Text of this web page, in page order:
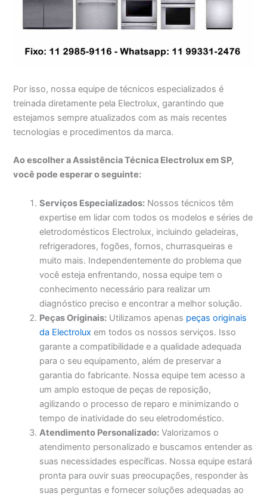
Por isso, nossa equipe de técnicos especializados é
treinada diretamente pela Electrolux, garantindo que
estejamos sempre atualizados com as mais recentes
tecnologias e procedimentos da marca.
Ao escolher a Assistência Técnica Electrolux em SP,
você pode esperar o seguinte:
Serviços Especializados: Nossos técnicos têm
expertise em lidar com todos os modelos e séries de
eletrodomésticos Electrolux, incluindo geladeiras,
refrigeradores, fogões, fornos, churrasqueiras e
muito mais. Independentemente do problema que
você esteja enfrentando, nossa equipe tem o
conhecimento necessário para realizar um
diagnóstico preciso e encontrar a melhor solução.
Peças Originais: Utilizamos apenas peças originais
da Electrolux em todos os nossos serviços. Isso
garante a compatibilidade e a qualidade adequada
para o seu equipamento, além de preservar a
garantia do fabricante. Nossa equipe tem acesso a
um amplo estoque de peças de reposição,
agilizando o processo de reparo e minimizando o
tempo de inatividade do seu eletrodoméstico.
Atendimento Personalizado: Valorizamos o
atendimento personalizado e buscamos entender as
suas necessidades específicas. Nossa equipe estará
pronta para ouvir suas preocupações, responder às
suas perguntas e fornecer soluções adequadas ao